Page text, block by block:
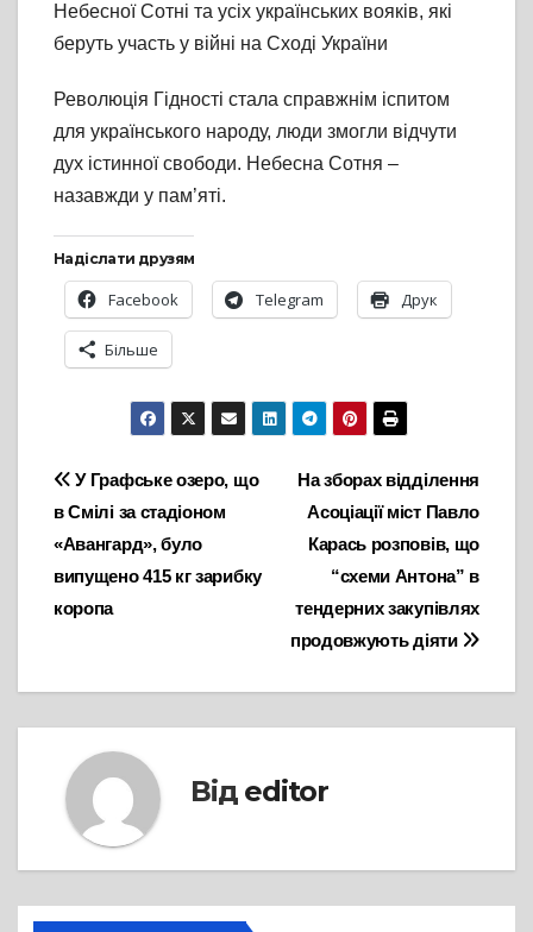
Небесної Сотні та усіх українських вояків, які
беруть участь у війні на Сході України
Революція Гідності стала справжнім іспитом
для українського народу, люди змогли відчути
дух істинної свободи. Небесна Сотня –
назавжди у пам’яті.
Надіслати друзям
Facebook Telegram Друк
Більше
Навігація
записів
На зборах відділення
Асоціації міст Павло
Карась розповів, що
“схеми Антона” в
тендерних закупівлях
продовжують діяти
У Графське озеро, що
в Смілі за стадіоном
«Авангард», було
випущено 415 кг зарибку
коропа
Від editor